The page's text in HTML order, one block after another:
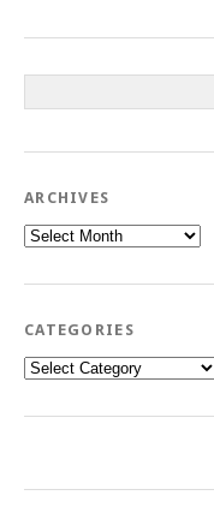
ARCHIVES
Archives
CATEGORIES
Categories